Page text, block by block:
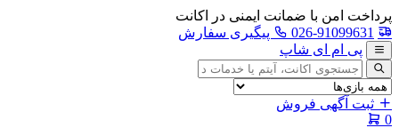
پرداخت امن با ضمانت ایمنی در اکانت
026-91099631
پیگیری سفارش
پی ام ای شاپ
جستجوی
آگهی
ثبت آگهی فروش
0